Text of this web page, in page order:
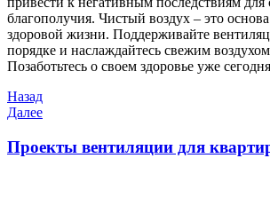
благополучия. Чистый воздух – это
здоровой жизни. Поддерживайте
порядке и наслаждайтесь свежим
Позаботьтесь о своем здоровье уже
Навигация
по
записям
Предыдущая
запись
Назад
Следующая
Далее
Проекты вентиляции для